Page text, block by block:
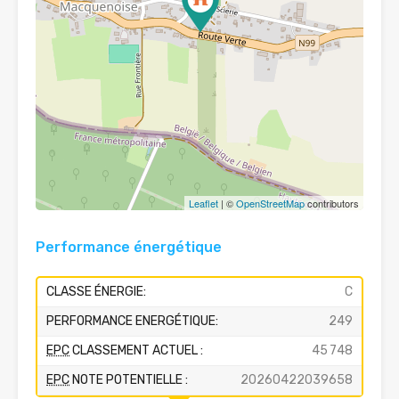
Leaflet | ©OpenStreetMapcontributors
Performance énergétique
CLASSE ÉNERGIE:
C
PERFORMANCE ENERGÉTIQUE:
249
EPCCLASSEMENT ACTUEL :
45 748
EPC NOTE POTENTIELLE : 20260422039658